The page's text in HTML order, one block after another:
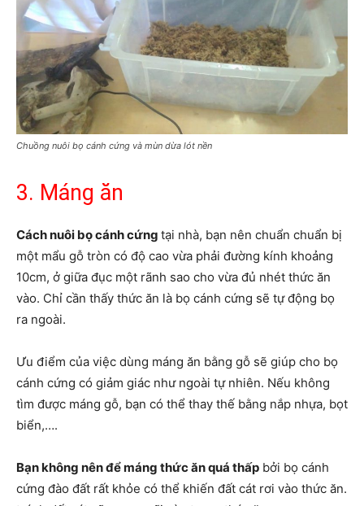
Chuồng nuôi bọ cánh cứng và mùn dừa lót nền
3. Máng ăn
Cách nuôi bọ cánh cứng tại nhà, bạn nên chuẩn chuẩn bị
một mẩu gỗ tròn có độ cao vừa phải đường kính khoảng
10cm, ở giữa đục một rãnh sao cho vừa đủ nhét thức ăn
vào. Chỉ cần thấy thức ăn là bọ cánh cứng sẽ tự động bọ
ra ngoài.
Ưu điểm của việc dùng máng ăn bằng gỗ sẽ giúp cho bọ
cánh cứng có giảm giác như ngoài tự nhiên. Nếu không
tìm được máng gỗ, bạn có thể thay thế bằng nắp nhựa, bọt
biển,….
Bạn không nên để máng thức ăn quá thấp bởi bọ cánh
cứng đào đất rất khỏe có thể khiến đất cát rơi vào thức ăn.